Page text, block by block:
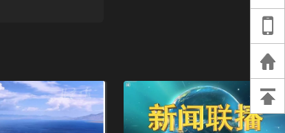
等信息不实